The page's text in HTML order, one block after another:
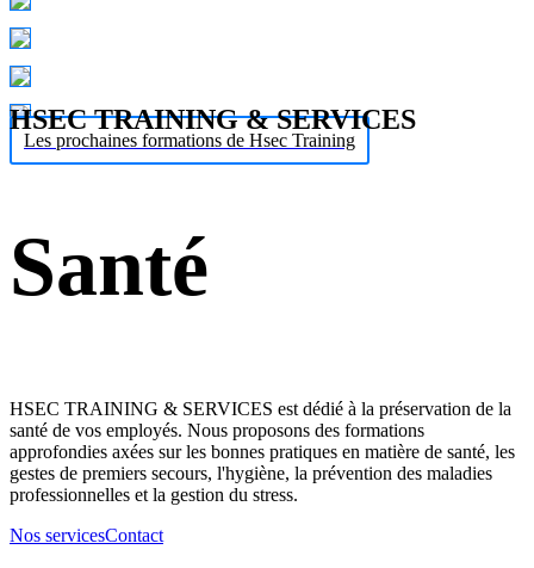
Les prochaines formations de Hsec Training
HSEC TRAINING & SERVICES
Santé
HSEC TRAINING & SERVICES est dédié à la préservation de la
santé de vos employés. Nous proposons des formations
approfondies axées sur les bonnes pratiques en matière de santé, les
gestes de premiers secours, l'hygiène, la prévention des maladies
professionnelles et la gestion du stress.
Nos servicesContact